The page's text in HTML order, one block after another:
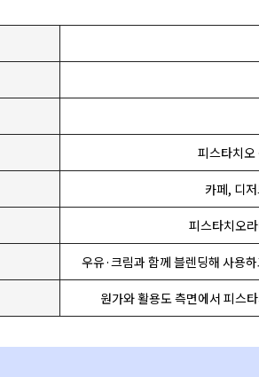
피스타치오
카페, 디
피스타치오
우유·크림과 함께 블렌딩해 사용
원가와 활용도 측면에서 피스